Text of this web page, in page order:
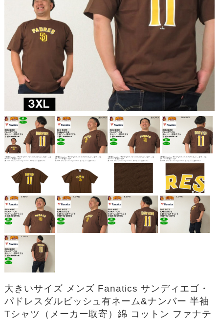
大きいサイズ メンズ Fanatics サンディエゴ・
パドレスダルビッシュ有ネーム&ナンバー 半袖
Tシャツ（メーカー取寄）綿 コットン ファナテ